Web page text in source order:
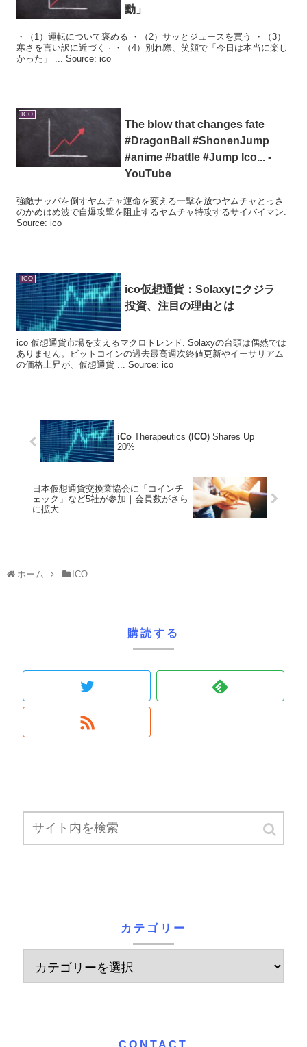
動」
・（1）運転について褒める ・（2）サッとジュースを買う ・（3）
寒さを言い訳に近づく · ・（4）別れ際、笑顔で「今日は本当に楽し
かった」 ... Source: ico
ICO
The blow that changes fate
#DragonBall #ShonenJump
#anime #battle #Jump Ico... -
YouTube
強敵ナッパを倒すヤムチャ運命を変える一撃を放つヤムチャとっさ
のかめはめ波で自爆攻撃を阻止するヤムチャ特攻するサイバイマン.
Source: ico
ICO
ico仮想通貨：Solaxyにクジラ
投資、注目の理由とは
ico 仮想通貨市場を支えるマクロトレンド. Solaxyの台頭は偶然では
ありません。ビットコインの過去最高週次終値更新やイーサリアム
の価格上昇が、仮想通貨 ... Source: ico
iCo Therapeutics ( ICO) Shares Up
20%
日本仮想通貨交換業協会に「コインチ
ェック」など5社が参加｜会員数がさら
に拡大
ホーム ICO
購読する
カテゴリー
CONTACT